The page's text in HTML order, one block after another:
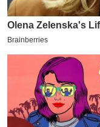
क्रा
इ
म
प